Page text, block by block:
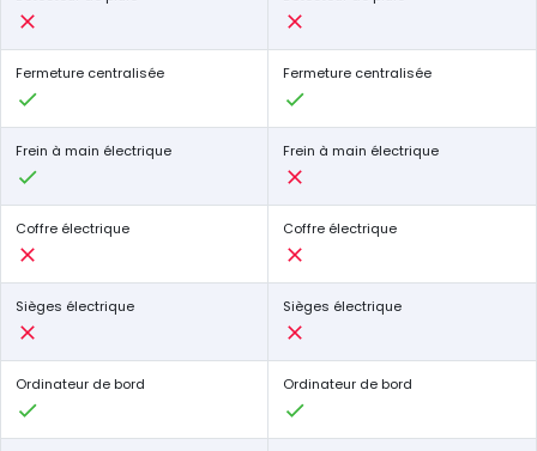
Fermeture centralisée Fermeture centralisée
Frein à main électrique Frein à main électrique
Coffre électrique Coffre électrique
Sièges électrique Sièges électrique
Ordinateur de bord Ordinateur de bord